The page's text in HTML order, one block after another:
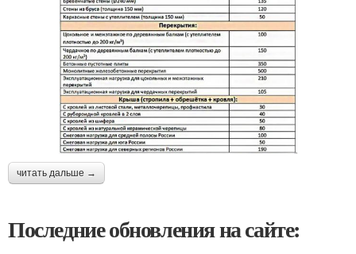
читать дальше →
Последние обновления на сайте: